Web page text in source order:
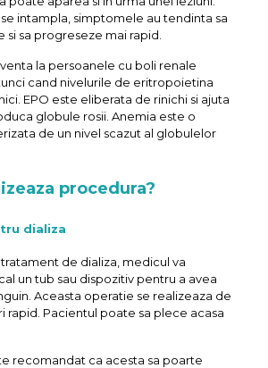
intampla, simptomele au tendinta sa
si sa progreseze mai rapid.
la persoanele cu boli renale
cand nivelurile de eritropoietina
EPO este eliberata de rinichi si ajuta
globule rosii. Anemia este o
de un nivel scazut al globulelor
procedura?
dializa
de dializa, medicul va
un tub sau dispozitiv pentru a avea
Aceasta operatie se realizeaza de
rapid. Pacientul poate sa plece acasa
recomandat ca acesta sa poarte